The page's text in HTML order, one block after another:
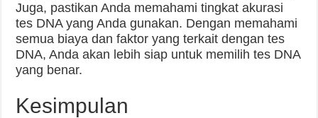
Juga, pastikan Anda memahami tingkat akurasi
tes DNA yang Anda gunakan. Dengan memahami
semua biaya dan faktor yang terkait dengan tes
DNA, Anda akan lebih siap untuk memilih tes DNA
yang benar.
Kesimpulan